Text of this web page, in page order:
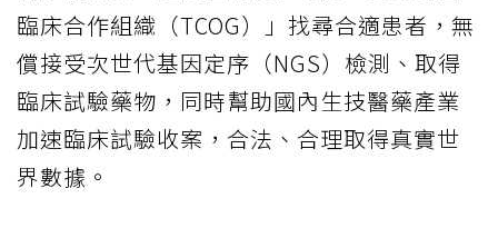
臨床合作組織（TCOG）」找尋合適患者，無
償接受次世代基因定序（NGS）檢測、取得
臨床試驗藥物，同時幫助國內生技醫藥產業
加速臨床試驗收案，合法、合理取得真實世
界數據。